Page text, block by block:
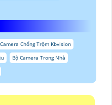
Chống Trộm Kbvision
Bộ Camera Trong Nhà